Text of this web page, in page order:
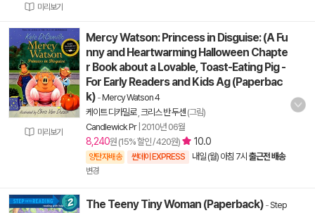
미리보기
미리보기
Mercy Watson: Princess in Disguise: (A Fu
nny and Heartwarming Halloween Chapte
r Book about a Lovable, Toast-Eating Pig -
For Early Readers and Kids Ag (Paperbac
k) -Mercy Watson 4
케이트 디카밀로, 크리스 반 두센 (그림)
Candlewick Pr| 2010년 06월
8,240원 (15% 할인 / 420원) 10.0
양탄자배송 썬데이 EXPRESS 내일 (월) 아침 7시 출근전 배송
변경
The Teeny Tiny Woman (Paperback) -Step